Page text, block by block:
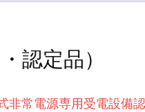
認定品）
非常電源専用受電設備